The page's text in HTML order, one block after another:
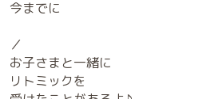
今までに
／
お子さまと一緒に
リトミックを